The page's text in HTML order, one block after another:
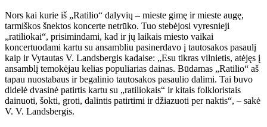
Nors kai kurie iš „Ratilio“ dalyvių – mieste gimę ir mieste augę,
tarmiškos šnektos koncerte netrūko. Tuo stebėjosi vyresnieji
„ratiliokai“, prisimindami, kad ir jų laikais miesto vaikai
koncertuodami kartu su ansambliu pasinerdavo į tautosakos pasaulį
kaip ir Vytautas V. Landsbergis kadaise: „Esu tikras vilnietis, atėjęs į
ansamblį temokėjau kelias populiarias dainas. Būdamas „Ratilio“ aš
tapau nuostabaus ir begalinio tautosakos pasaulio dalimi. Tai buvo
didelė dvasinė patirtis kartu su „ratiliokais“ ir kitais folkloristais
dainuoti, šokti, groti, dalintis patirtimi ir džiazuoti per naktis“, – sakė
V. V. Landsbergis.